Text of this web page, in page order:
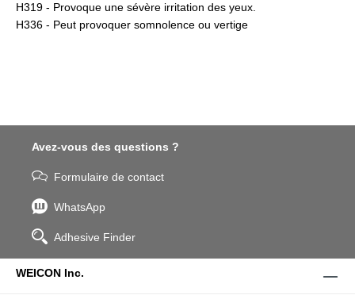
H319 - Provoque une sévère irritation des yeux.
H336 - Peut provoquer somnolence ou vertige
Avez-vous des questions ?
Formulaire de contact
WhatsApp
Adhesive Finder
WEICON Inc.